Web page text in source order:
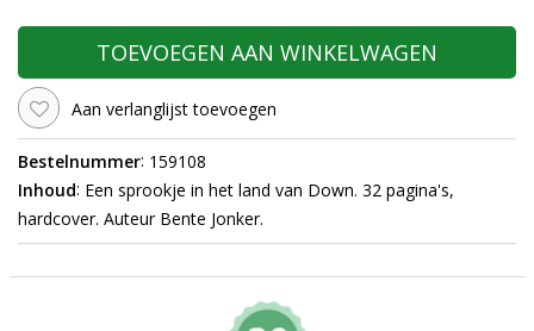
TOEVOEGEN AAN WINKELWAGEN
Aan verlanglijst toevoegen
Bestelnummer: 159108
Inhoud: Een sprookje in het land van Down. 32 pagina's,
hardcover. Auteur Bente Jonker.